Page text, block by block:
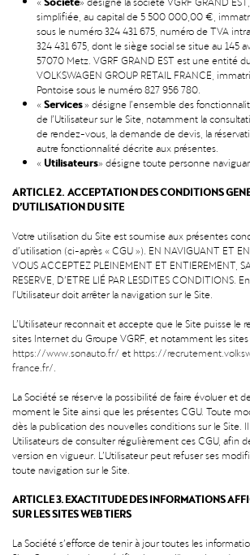
simplifiée, au capital de 5 500 000,00 €,
sous le numéro 324 431 675, numéro de TVA
324 431 675, dont le siège social se situe au 145
57070 Metz. VGRF GRAND EST est une entité
VOLKSWAGEN GROUP RETAIL FRANCE,
Pontoise sous le numéro 827 956 780.
«Services» désigne l’ensemble des
de l’Utilisateur sur le Site, notamment la
de rendez-vous, la demande de devis, la
autre fonctionnalité décrite aux présentes.
« Utilisateurs» désigne toute personne
ARTICLE 2. ACCEPTATION DES CONDITIONS
D’UTILISATION DU SITE
Votre utilisation du Site est soumise aux présentes
d’utilisation (ci-après « CGU »). EN NAVIGUANT ET EN
VOUS ACCEPTEZ PLEINEMENT ET ENTIEREMENT,
RESERVE, D’ETRE LIÉ PAR LESDITES CONDITIONS.
l’Utilisateur doit arrêter la navigation sur le Site.
L’Utilisateur reconnait et accepte que le Site puisse le
sites Internet du Groupe VGRF, et notamment les sites
https://www.sonauto.fr/ et https://
france.fr/
La Société se réserve la possibilité de faire évoluer et
moment le Site ainsi que les présentes CGU. Toute
dès la publication des nouvelles conditions sur le Site.
Utilisateurs de consulter régulièrement ces CGU, afin
version en vigueur. L’Utilisateur peut refuser ses
toute navigation sur le Site.
ARTICLE 3. EXACTITUDE DES INFORMATIONS
SUR LES SITES WEB TIERS
La Société s’efforce de tenir à jour toutes les